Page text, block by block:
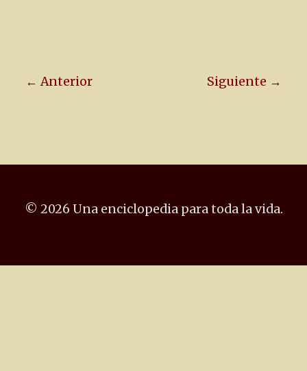
← Anterior Siguiente →
© 2026 Una enciclopedia para toda la vida.